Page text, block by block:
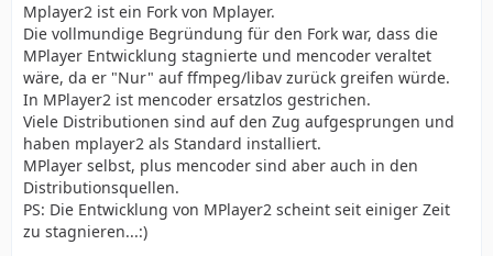
Mplayer2 ist ein Fork von Mplayer.
Die vollmundige Begründung für den Fork war, dass die
MPlayer Entwicklung stagnierte und mencoder veraltet
wäre, da er "Nur" auf ffmpeg/libav zurück greifen würde.
In MPlayer2 ist mencoder ersatzlos gestrichen.
Viele Distributionen sind auf den Zug aufgesprungen und
haben mplayer2 als Standard installiert.
MPlayer selbst, plus mencoder sind aber auch in den
Distributionsquellen.
PS: Die Entwicklung von MPlayer2 scheint seit einiger Zeit
zu stagnieren...:)